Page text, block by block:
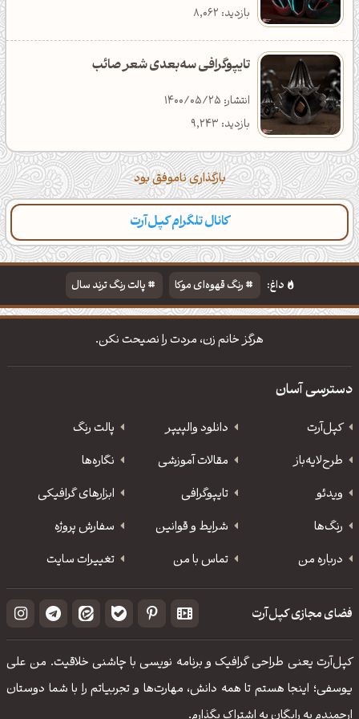
بازدید: 8,062
تایپوگرافی سه‌بعدی شعر صائب
انتشار: 1400/05/25
بازدید: 9,243
بارگذاری ناموفق بود
کانال تلگرام کپل‌آرت
داغ: رنگ قهوه‌ای موکا
پالت رنگ ترند سال
دانلود والپیپر مذهبی
تایپوگرافی شعر مولانا
هرگز خانم زن، مردت را نصیحت نکن.
دسترسی آسان
کپل‌آرت دانلود‌ والپیپر
پالت رنگ
طرح‌لایه‌باز
مقالات آموزشی
نگاره‌ها
ویدئو
‌تایپوگرافی
ابزارهای گرافیکی
رنگ‌ها
شرایط و قوانین
سفارش پروژه
درباره من
تماس با من تغییرات سایت
فضای مجازی کپل‌آرت
کپل‌آرت یعنی طراحی گرافیک و برنامه نویسی با چاشنی خلاقیت. من علی
یوسفی؛ اینجا هستم تا همه دانش، مهارت‌‌ها و تجربیاتم را با شما دوستان